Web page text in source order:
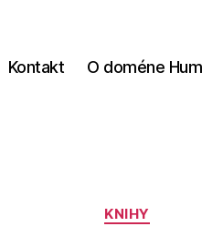
Kontakt O doméne
Kategórie
KNIHY